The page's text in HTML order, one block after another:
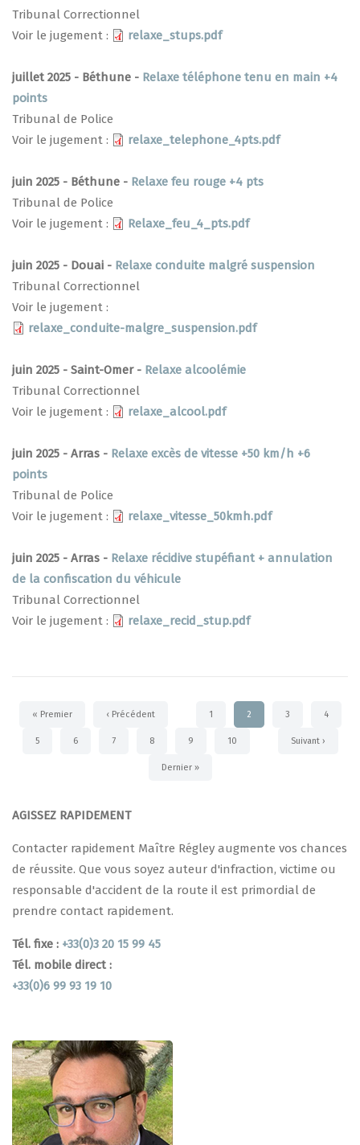
Tribunal Correctionnel
Voir le jugement :
relaxe_stups.pdf
juillet 2025 - Béthune - Relaxe téléphone tenu en main +4
points
Tribunal de Police
Voir le jugement :
relaxe_telephone_4pts.pdf
juin 2025 - Béthune - Relaxe feu rouge +4 pts
Tribunal de Police
Voir le jugement :
Relaxe_feu_4_pts.pdf
juin 2025 - Douai - Relaxe conduite malgré suspension
Tribunal Correctionnel
Voir le jugement :
relaxe_conduite-malgre_suspension.pdf
juin 2025 - Saint-Omer - Relaxe alcoolémie
Tribunal Correctionnel
Voir le jugement :
relaxe_alcool.pdf
juin 2025 - Arras - Relaxe excès de vitesse +50 km/h +6
points
Tribunal de Police
Voir le jugement :
relaxe_vitesse_50kmh.pdf
juin 2025 - Arras - Relaxe récidive stupéfiant + annulation
de la confiscation du véhicule
Tribunal Correctionnel
Voir le jugement :
relaxe_recid_stup.pdf
Première
« Premier
Page
‹ Précédent Page
1
Page
courante
2 Page
3 Page
4
Page
5 Page
6 Page
7 Page
8 Page
9 Page
10
Page
Suivant ›
Dernière
Dernier »
AGISSEZ RAPIDEMENT
Contacter rapidement Maître Régley augmente vos chances
de réussite. Que vous soyez auteur d'infraction, victime ou
responsable d'accident de la route il est primordial de
prendre contact rapidement.
Tél. fixe : +33(0)3 20 15 99 45
Tél. mobile direct :
+33(0)6 99 93 19 10